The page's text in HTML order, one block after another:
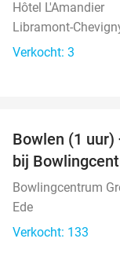
Hôtel L'Amandier
Libramont-
Verkocht: 3
Bowlen (1
bij
Bowlingcentrum
Ede
Verkocht: 133